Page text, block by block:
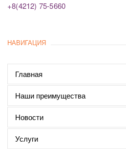
+8(4212) 75-5660
НАВИГАЦИЯ
Главная
Наши преимущества
Новости
Услуги